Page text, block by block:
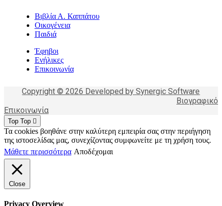
Βιβλία Α. Καππάτου
Οικογένεια
Παιδιά
Έφηβοι
Ενήλικες
Επικοινωνία
Copyright © 2026 Developed by Synergic Software
Βιογραφικό
Επικοινωνία
Top Top
Τα cookies βοηθάνε στην καλύτερη εμπειρία σας στην περιήγηση
της ιστοσελίδας μας, συνεχίζοντας συμφωνείτε με τη χρήση τους.
Μάθετε περισσότερα Αποδέχομαι
Close
Privacy Overview